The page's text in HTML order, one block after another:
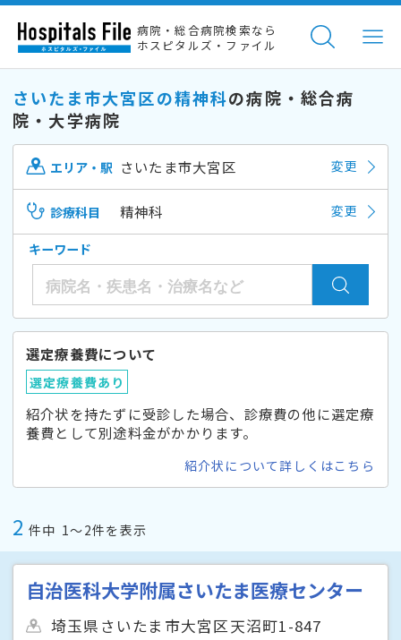
病院・総合病院検索なら
ホスピタルズ・ファイル
さいたま市大宮区の精神科の病院・総合病
院・大学病院
エリア・駅 さいたま市大宮区 変更
診療科目 精神科 変更
キーワード
選定療養費について
選定療養費あり
紹介状を持たずに受診した場合、診療費の他に選定療
養費として別途料金がかかります。
紹介状について詳しくはこちら
2 件中 1〜2件を表示
自治医科大学附属さいたま医療センター
埼玉県さいたま市大宮区天沼町1-847